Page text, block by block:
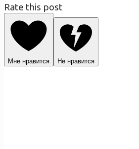
Rate this post
Мне нравится Не нравится